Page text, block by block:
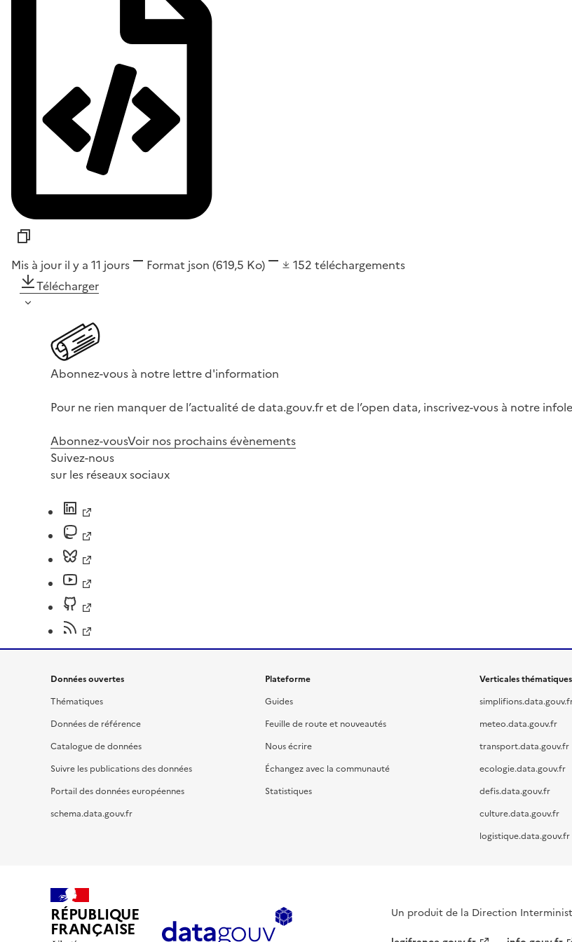
Mis à jour il y a 11 jours Format json (619,5 Ko) 152 téléchargements
Télécharger
Abonnez-vous à notre lettre d'information
Pour ne rien manquer de l’actualité de data.gouv.fr et de l’open data, inscrivez-vous à notre
Abonnez-vousVoir nos prochains évènements
Suivez-nous
sur les réseaux sociaux
Données ouvertes
Thématiques
Données de référence
Catalogue de données
Suivre les publications des données
Portail des données européennes
schema.data.gouv.fr
Plateforme
Guides
Feuille de route et nouveautés
Nous écrire
Échangez avec la communauté
Statistiques
Verticales thématiques
meteo.data.gouv.fr
transport.data.gouv.fr
ecologie.data.gouv.fr
defis.data.gouv.fr
culture.data.gouv.fr
logistique.data.gouv.fr
RÉPUBLIQUE
FRANÇAISE
Un produit de la Direction